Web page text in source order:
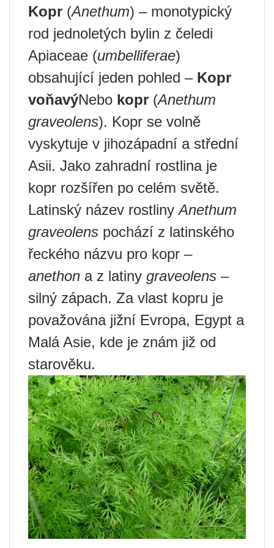
Kopr (Anethum) – monotypický
rod jednoletých bylin z čeledi
Apiaceae (umbelliferae)
obsahující jeden pohled – Kopr
voňavýNebo kopr (Anethum
graveolens). Kopr se volně
vyskytuje v jihozápadní a střední
Asii. Jako zahradní rostlina je
kopr rozšířen po celém světě.
Latinský název rostlinyAnethum
graveolens pochází z latinského
řeckého názvu pro kopr –
anethon a z latiny graveolens –
silný zápach. Za vlast kopru je
považována jižní Evropa, Egypt a
Malá Asie, kde je znám již od
starověku.